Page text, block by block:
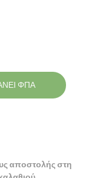
ΦΠΑ
αποστολής στη